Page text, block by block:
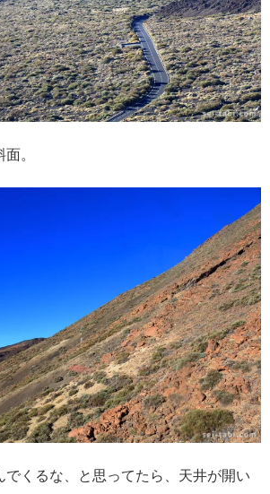
。
でくるな、と思ってたら、天井が開い